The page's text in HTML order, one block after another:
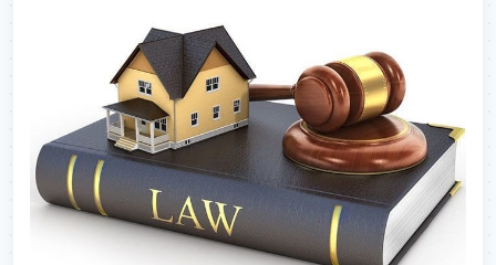
đăng ký kinh doanh,... thì người kinh doanh còn
phải thực hiện nghĩa vụ đóng thuế.